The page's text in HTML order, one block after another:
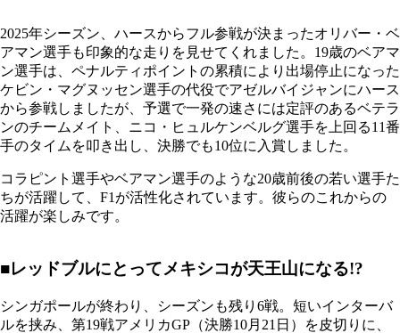
2025年シーズン、ハースからフル参戦が決まったオリバー・ベ
アマン選手も印象的な走りを見せてくれました。19歳のベアマ
ン選手は、ペナルティポイントの累積により出場停止になった
ケビン・マグヌッセン選手の代役でアゼルバイジャンにハース
から参戦しましたが、予選で一発の速さには定評のあるベテラ
ンのチームメイト、ニコ・ヒュルケンベルグ選手を上回る11番
手のタイムを叩き出し、決勝でも10位に入賞しました。
コラピント選手やベアマン選手のような20歳前後の若い選手た
ちが活躍して、F1が活性化されています。彼らのこれからの
活躍が楽しみです。
■レッドブルにとってメキシコが天王山になる!?
シンガポールが終わり、シーズンも残り6戦。短いインターバ
ルを挟み、第19戦アメリカGP（決勝10月21日）を皮切りに、